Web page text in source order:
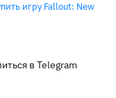
игру Fallout: New